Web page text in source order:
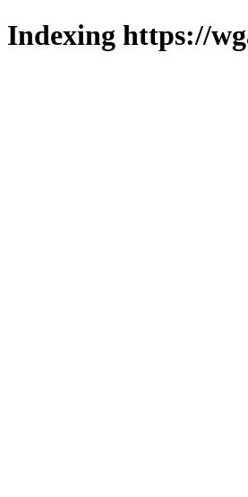
Indexing https://